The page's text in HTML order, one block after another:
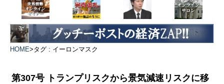
HOME>タグ : イーロンマスク
第307号 トランプリスクから景気減速リスクに移